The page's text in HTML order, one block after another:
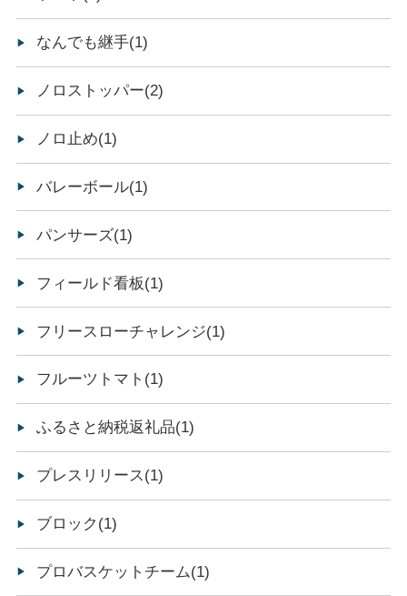
なんでも継手(1)
ノロストッパー(2)
ノロ止め(1)
バレーボール(1)
パンサーズ(1)
フィールド看板(1)
フリースローチャレンジ(1)
フルーツトマト(1)
ふるさと納税返礼品(1)
プレスリリース(1)
ブロック(1)
プロバスケットチーム(1)